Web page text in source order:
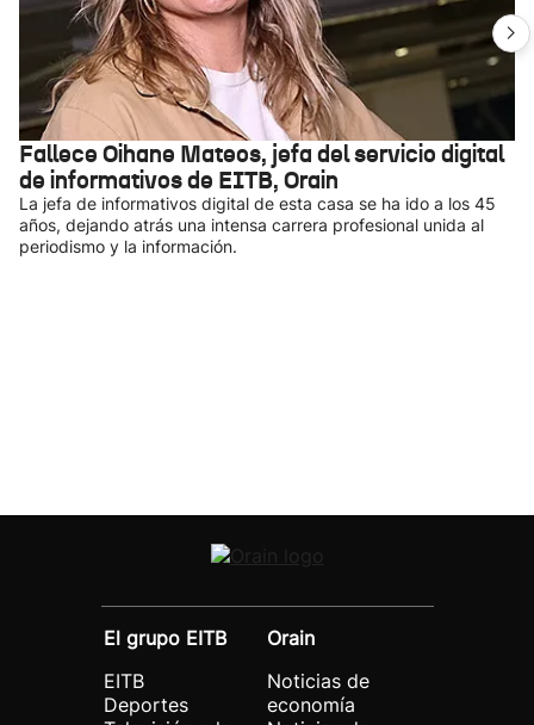
Fallece Oihane Mateos, jefa del servicio digital
de informativos de EITB, Orain
La jefa de informativos digital de esta casa se ha ido a los 45
años, dejando atrás una intensa carrera profesional unida al
periodismo y la información.
El grupo EITB
EITB
Deportes
Orain
Noticias de
economía